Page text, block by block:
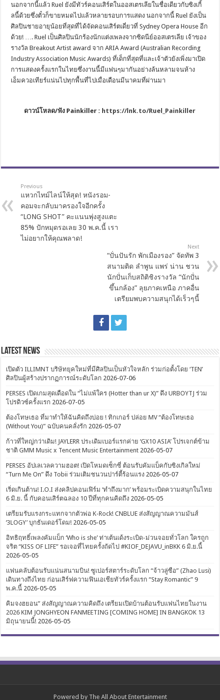
นอกจากนี้แล้ว Ruel ยังมีทัวร์คอนเสิร์ตในออสเตรเลียในชื่อเดียวกับซิงเกิ้
ลนี้ด้วยซึ่งตั๋วก็ขายหมดไปแล้วหลายรอบการแสดง นอกจากนี้ Ruel ยังเป็น
ศิลปินชายอายุน้อยที่สุดที่ได้จัดคอนเสิร์ตเดี่ยวที่ Sydney Opera House อีก
ด้วย! …. Ruel เป็นศิลปินนักร้องนักแต่งเพลงจากซิดนีย์ออสเตรเลีย เจ้าของ
รางวัลBreakout Artist awardจากARIA Award (Australian Recording
Industry Association Music Awards)ที่เด็กที่สุดที่และเจ้าตัวยังเพิ่งมาเปิด
การแสดงครั้งแรกในไทยซึ่งงานนี้มีแฟนๆมากันอย่างล้นหลามจนห้าง
เอ็มควอเทียร์แน่นไปทุกพื้นที่ไปเมื่อเดือนมีนาคมที่ผ่านมา
ดาวน์โหลด/ฟัง Painkiller : https://lnk.to/Ruel_Painkiller
Previous
แหวกไทม์ไลน์ให้สุด! หนังรอม-
คอมจะกลับมาครองใจอีกครั้ง
“LONG SHOT” คะแนนพุ่งสูงแตะ
85% ปักหมุดรอเลย 30 พ.ค.นี้ เรา
ไม่อยากให้คุณพลาด!
Next
“ปั่นปันรัก พักเมืองรอง” จัดทัพ 3
สนามติด ลำพูน แพร่ น่าน ชวน
นักปั่นเก็บสถิติชิงรางวัล “นักปั่น
ขึ้นกล้อง” ลุยภาคเหนือ ภาคอื่น
เตรียมพบความสนุกได้เร็วๆนี้
Latest News
เปิดตัว ILLIMNT บริษัทยุคใหม่ที่มีศิลปินเป็นหัวใจหลัก ร่วมก่อตั้งโดย ‘TEN’
ศิลปินผู้สร้างปรากฏการณ์ระดับโลก 2026-07-06
PERSES เปิดเกมสุดเดือดใน “ไม่แพ้ใคร (Hotter than ur X)” ดึง URBOYTJ ร่วม
โปรดิวซ์ครั้งแรก 2026-07-05
ต้องโทษเธอ ที่มาทำให้ฉันคิดถึงบ่อย ! ทิกเกอร์ ปล่อย MV “ต้องโทษเธอ
(Without You)” ฉบับคนคลั่งรัก 2026-05-07
ก้าวที่ใหญ่กว่าเดิม! JAYLERR ประเดิมเบอร์แรกค่าย ‘GX10 ASIA’ โปรเจกต์ข้าม
ชาติ GMM Music x Tencent Music Entertainment 2026-05-07
PERSES อัปเลเวลความฮอต! เปิดโหมดเซ็กซี่ ต้อนรับคัมแบ็คกับซิงเกิลใหม่
“Turn Me On” ดึง Tobii ร่วมเติมชนวนปาร์ตี้ร้อนแรง 2026-05-07
เริ่ดเกินต้าน! I.O.I ส่งคลิปคอนเฟิร์ม ‘ทำถึงมาก’ พร้อมระเบิดความสนุกในไทย
6 มิ.ย. นี้ กับคอนเสิร์ตฉลอง 10 ปีที่ทุกคนคิดถึง 2026-05-05
เตรียมรับแรงกระแทกจากตัวพ่อ K-Rock! CNBLUE ส่งสัญญาณความมันส์
‘3LOGY’ บุกธันเดอร์โดม! 2026-05-05
อิทธิฤทธิ์เพลงคัมแบ็ก ‘Who is she’ ท่าเต้นเด้งระเบิด-ม่วนจอยทั่วโลก ใครถูก
จริต “KISS OF LIFE” รอเจอที่ไทยครั้งถัดไป #KIOF_DEJAVU_inBKK 6 มิ.ย.นี้
2026-05-05
แฟนคลับต้อนรับแน่นสนามบิน! ซูเปอร์สตาร์ระดับโลก “จ้าวลู่ซือ” (Zhao Lusi)
เดินทางถึงไทย ก่อนเสิร์ฟความฟินเอเชียทัวร์ครั้งแรก “Stay Romantic” 9
พ.ค.นี้ 2026-05-05
คิมจงฮยอน” ส่งสัญญาณความคิดถึง เตรียมเปิดบ้านต้อนรับแฟนไทยในงาน
2026 KIM JONGHYEON FANMEETING [COMING HOME] IN BANGKOK 13
มิถุนายนนี้! 2026-05-05
Powered by The All About Entertainment